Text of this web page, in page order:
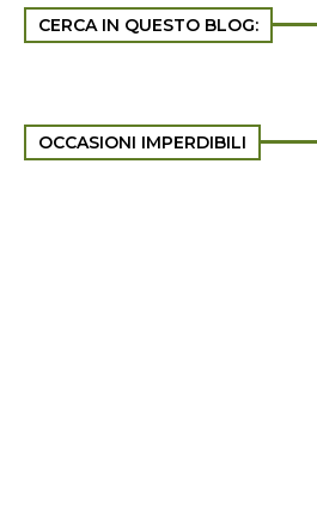
CERCA IN QUESTO BLOG:
OCCASIONI IMPERDIBILI